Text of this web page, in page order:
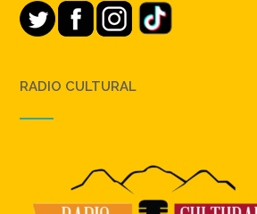
RADIO CULTURAL